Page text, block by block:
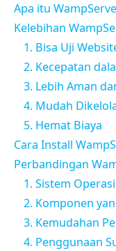
Apa itu
Kelebihan
1. Bisa Uji
2. Kecepatan
3. Lebih Aman
4. Mudah
5. Hemat Biaya
Cara Install
Perbandingan
1. Sistem
2. Komponen
3. Kemudahan
4. Penggunaan